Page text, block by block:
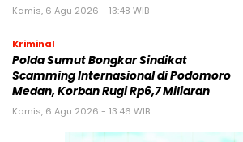
Kamis, 6 Agu 2026 - 13:48 WIB
Kriminal
Polda Sumut Bongkar Sindikat
Scamming Internasional di Podomoro
Medan, Korban Rugi Rp6,7 Miliaran
Kamis, 6 Agu 2026 - 13:46 WIB